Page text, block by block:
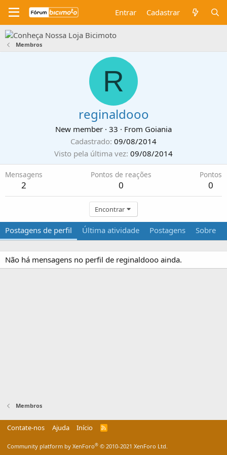
Entrar Cadastrar
Membros
R
reginaldooo
New member · 33 · From Goiania
Cadastrado 09/08/2014
Visto pela última vez 09/08/2014
Mensagens
2
Pontos de reações
0
Pontos
0
Encontrar
Postagens de perfil Última atividade Postagens Sobre
Não há mensagens no perfil de reginaldooo ainda.
Membros
Contate-nos Ajuda Início
R
Community platform by XenForo® © 2010-2021 XenForo Ltd.